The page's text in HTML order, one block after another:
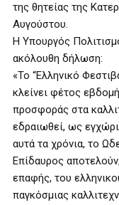
της θητείας της
Αυγούστου.
Η Υπουργός
ακόλουθη δήλωση:
«Το “Ελληνικό
κλείνει φέτος
προσφοράς στα
εδραιωθεί, ως
αυτά τα χρόνια, το
Επίδαυρος
επαφής, του
παγκόσμιας